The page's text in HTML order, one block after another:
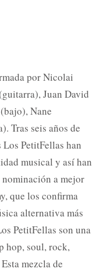
por Nicolai
Juan David
Nane
Tras seis años de
PetitFellas han
musical y así han
nominación a mejor
que los confirma
alternativa más
PetitFellas son una
hop, soul, rock,
mezcla de